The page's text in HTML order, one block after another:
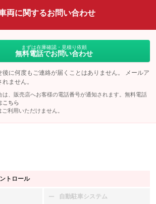
両に関するお問い合わせ
まずは在庫確認・見積り依頼
無料電話でお問い合わせ
後に何度もご連絡が届くことはありません。 メールア
ません。
、販売店へお客様の電話番号が通知されます。無料電話
こちら
利用いただけません。
トロール
自動駐車システム
：装備なし